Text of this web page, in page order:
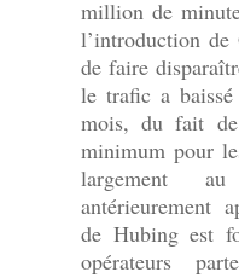
million de
l’introduction
de faire
le trafic a
mois, du fait
minimum pour
largement
antérieurement
de Hubing est
opérateurs